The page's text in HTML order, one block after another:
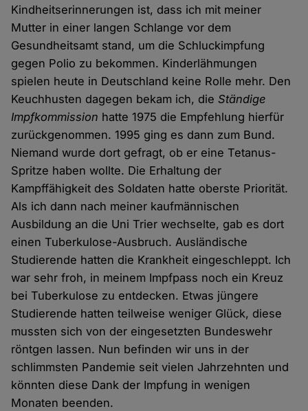
Kindheitserinnerungen ist, dass ich mit meiner
Mutter in einer langen Schlange vor dem
Gesundheitsamt stand, um die Schluckimpfung
gegen Polio zu bekommen. Kinderlähmungen
spielen heute in Deutschland keine Rolle mehr. Den
Keuchhusten dagegen bekam ich, dieStändige
Impfkommission hatte 1975 die Empfehlung hierfür
zurückgenommen. 1995 ging es dann zum Bund.
Niemand wurde dort gefragt, ob er eine Tetanus-
Spritze haben wollte. Die Erhaltung der
Kampffähigkeit des Soldaten hatte oberste Priorität.
Als ich dann nach meiner kaufmännischen
Ausbildung an die Uni Trier wechselte, gab es dort
einen Tuberkulose-Ausbruch. Ausländische
Studierende hatten die Krankheit eingeschleppt. Ich
war sehr froh, in meinem Impfpass noch ein Kreuz
bei Tuberkulose zu entdecken. Etwas jüngere
Studierende hatten teilweise weniger Glück, diese
mussten sich von der eingesetzten Bundeswehr
röntgen lassen. Nun befinden wir uns in der
schlimmsten Pandemie seit vielen Jahrzehnten und
könnten diese Dank der Impfung in wenigen
Monaten beenden.